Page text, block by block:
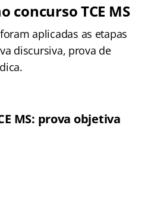
concurso TCE MS
foram aplicadas as etapas
discursiva, prova de
MS: prova objetiva